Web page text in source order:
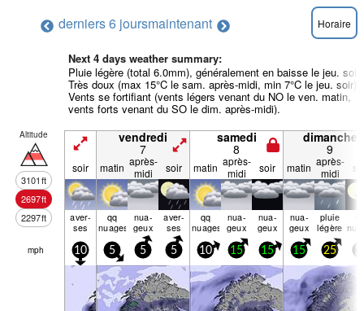
derniers 6 joursmaintenant Horaire
Next 4 days weather summary:
Pluie légère (total 6.0mm), généralement en baisse le jeu. soir.
Très doux (max 15°C le sam. après-midi, min 7°C le jeu. soir).
Vents se fortifiant (vents légers venant du NO le ven. matin,
vents forts venant du SO le dim. après-midi).
Altitude
3101ft
2697ft
2297ft
vendredi
7
samedi
8
dimanche
9
soir matin après-
midi
soir matin après-
midi
soir matin après-
midi
aver­
ses
qq
nuages
nua­
geux
aver­
ses
qq
nuages
nua­
geux
nua­
geux
nua­
geux
pluie
légère
mph 10 5 5 5 10 15 15 15 25